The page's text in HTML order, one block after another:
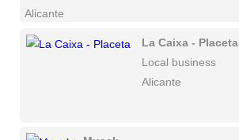
Alicante
La Caixa - Placeta
Local business
Alicante